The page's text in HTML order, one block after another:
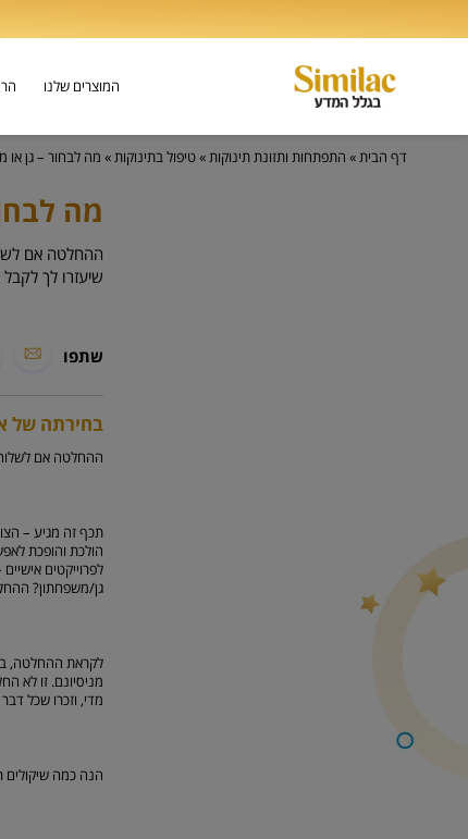
המוצרים שלנו
דף הבית» התפתחות ותזונת תינוקות»טיפול בתינוקות» מה לבחור – גן או
מה
ההחלטה אם
שיעזרו לך
שתפו
בחירתה של
ההחלטה אם
תכף זה מגיע –
הולכת והופכת
לפרוייקטים
גן/משפחתון?
לקראת ההחלטה, בן
מניסיונם. זו לא
מדי, וזכרו שכל
הנה כמה שיקולים